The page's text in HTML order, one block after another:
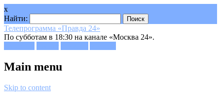
x
Найти:
Телепрограмма «Правда 24»
По субботам в 18:30 на канале «Москва 24».
Main menu
Skip to content